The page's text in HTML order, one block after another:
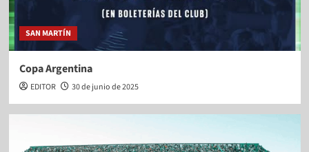
SAN MARTÍN
Copa Argentina
EDITOR 30 de junio de 2025